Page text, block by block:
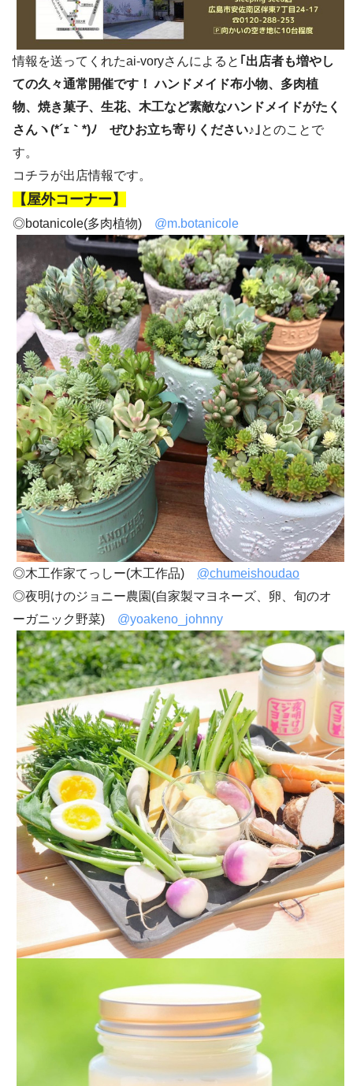
情報を送ってくれたai-voryさんによると ｢出店者も増やし
ての久々通常開催です！ ハンドメイド布小物、多肉植
物、焼き菓子、生花、木工など素敵なハンドメイドがたく
さんヽ(*´ｪ｀*)ﾉ ぜひお立ち寄りください♪｣とのことで
す。
コチラが出店情報です。
【屋外コーナー】
◎botanicole(多肉植物) @m.botanicole
◎木工作家てっしー(木工作品) @chumeishoudao
◎夜明けのジョニー農園(自家製マヨネーズ、卵、旬のオ
ーガニック野菜) @yoakeno_johnny